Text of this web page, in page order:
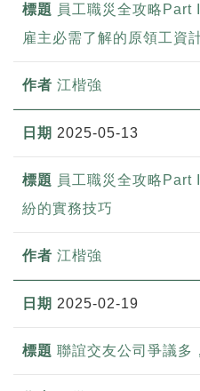
員工職災全攻略Part
雇主必需了解的原領工資
江楷強
2025-05-13
員工職災全攻略Part
紛的實務技巧
江楷強
2025-02-19
聯誼交友公司爭議多